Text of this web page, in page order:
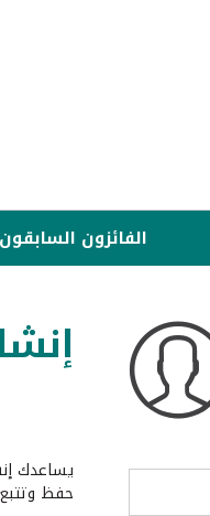
الفائزون السابقون
يساعدك
حفظ